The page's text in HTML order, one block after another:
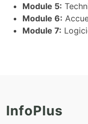
Module 5:
Module 6:
Module 7:
InfoPlus